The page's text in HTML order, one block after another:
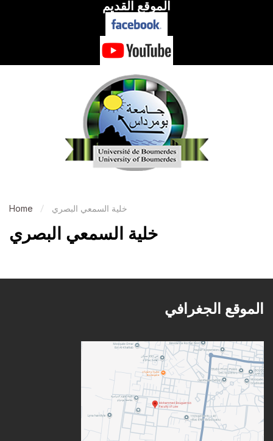
الموقع القديم
Home خلية السمعي البصري
خلية السمعي البصري
الموقع الجغرافي